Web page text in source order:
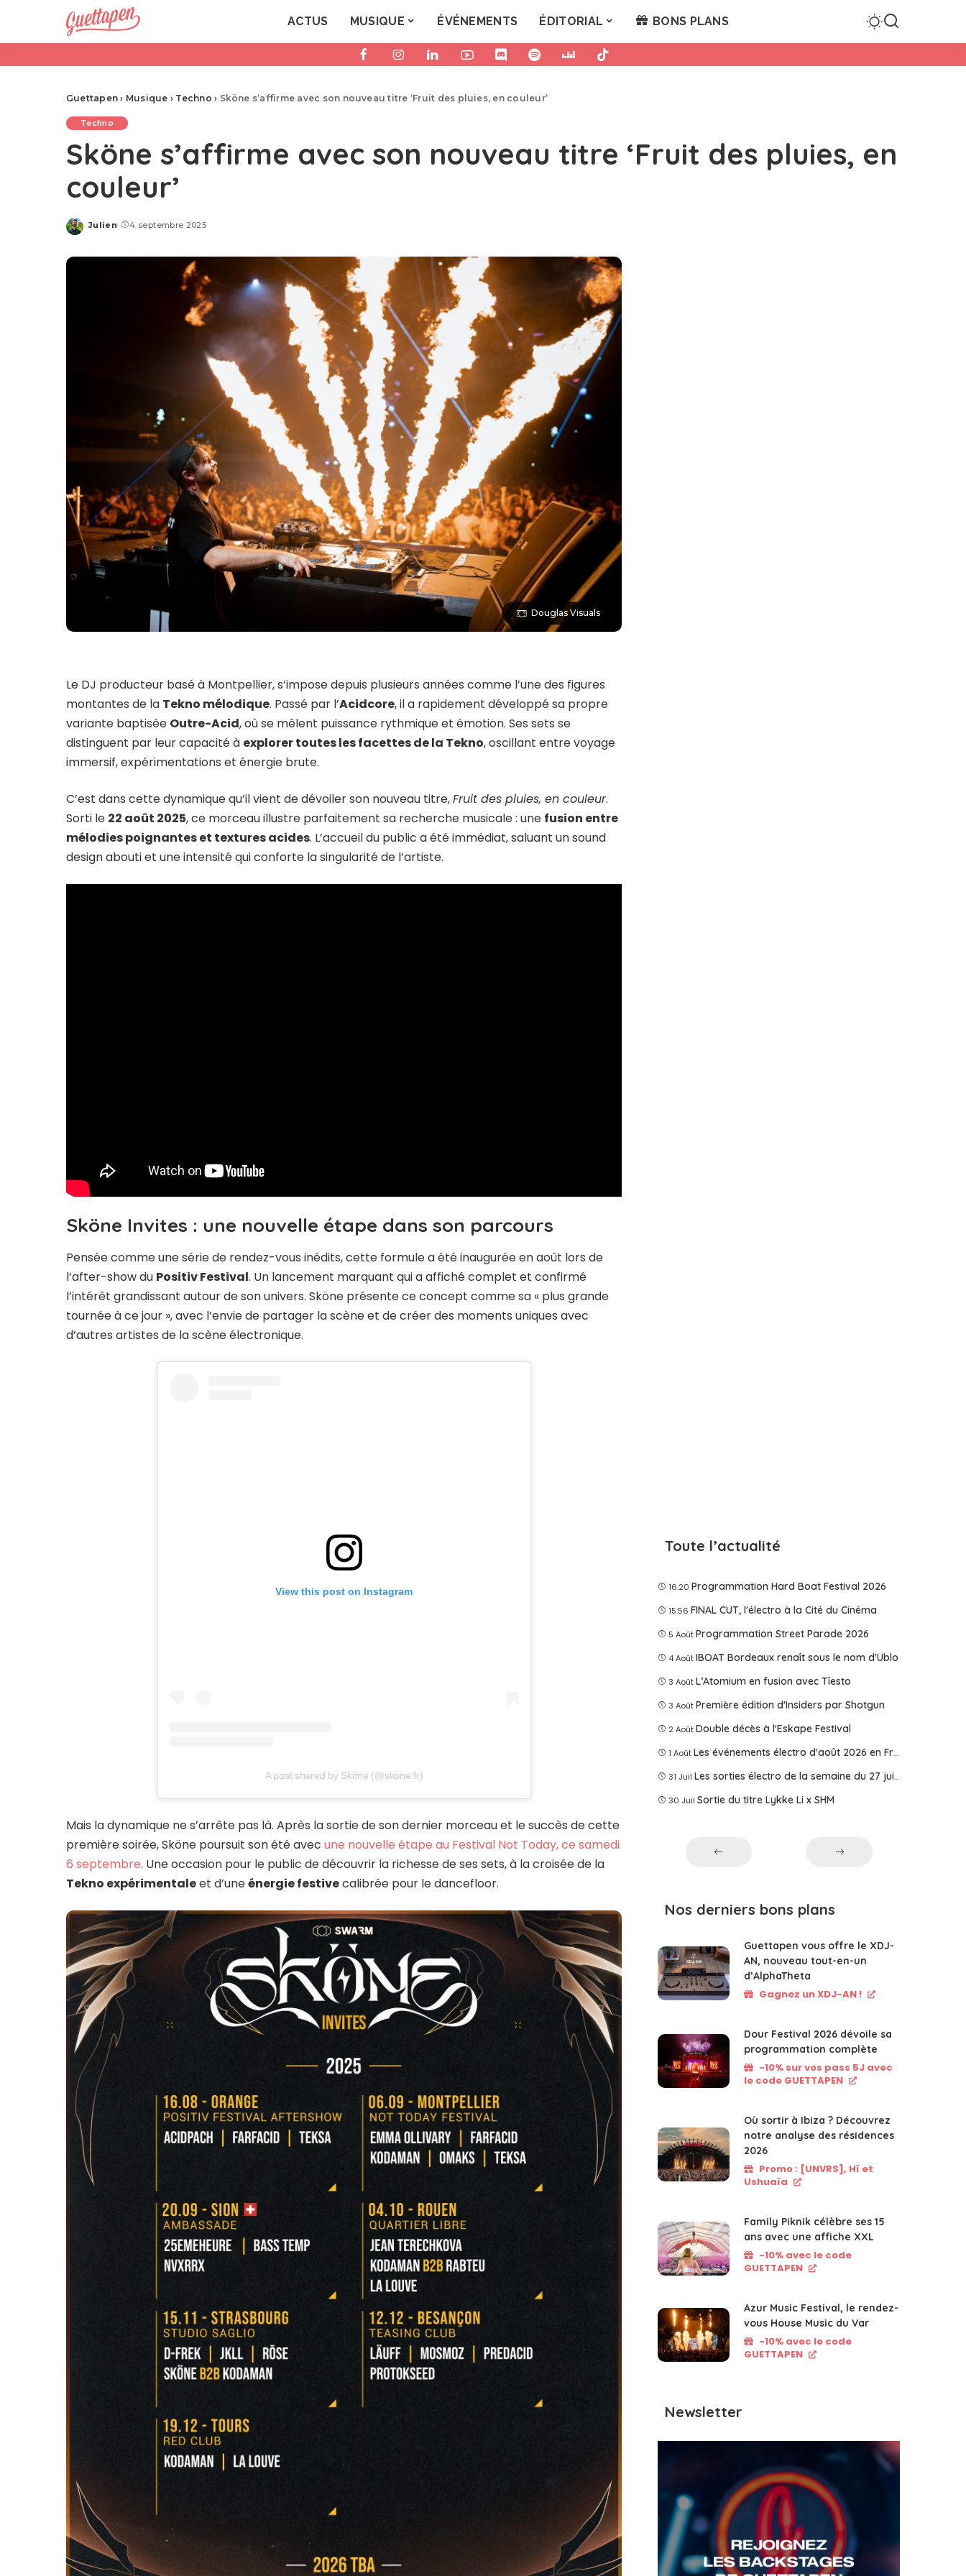
ACTUS MUSIQUE ÉVÉNEMENTS ÉDITORIAL BONS PLANS
Guettapen › Musique › Techno › Sköne s’affirme avec son nouveau titre ‘Fruit des pluies, en couleur’
Techno
Sköne s’affirme avec son nouveau titre ‘Fruit des pluies, en
couleur’
Posted
Julien 4 septembre 2025
Douglas Visuals
Le DJ producteur basé à Montpellier, s’impose depuis plusieurs années comme l’une des figures
montantes de la Tekno mélodique. Passé par l’Acidcore, il a rapidement développé sa propre
variante baptisée Outre-Acid, où se mêlent puissance rythmique et émotion. Ses sets se
distinguent par leur capacité à explorer toutes les facettes de la Tekno, oscillant entre voyage
immersif, expérimentations et énergie brute.
C’est dans cette dynamique qu’il vient de dévoiler son nouveau titre,Fruit des pluies, en couleur.
Sorti le 22 août 2025, ce morceau illustre parfaitement sa recherche musicale : une fusion entre
mélodies poignantes et textures acides. L’accueil du public a été immédiat, saluant un sound
design abouti et une intensité qui conforte la singularité de l’artiste.
Sköne Invites : une nouvelle étape dans son parcours
Pensée comme une série de rendez-vous inédits, cette formule a été inaugurée en août lors de
l’after-show du Positiv Festival. Un lancement marquant qui a affiché complet et confirmé
l’intérêt grandissant autour de son univers. Sköne présente ce concept comme sa « plus grande
tournée à ce jour », avec l’envie de partager la scène et de créer des moments uniques avec
d’autres artistes de la scène électronique.
View this post on Instagram
A post shared by Sköne (@skone.fr)
Mais la dynamique ne s’arrête pas là. Après la sortie de son dernier morceau et le succès de cette
première soirée, Sköne poursuit son été avecune nouvelle étape au Festival Not Today, ce samedi
6 septembre. Une occasion pour le public de découvrir la richesse de ses sets, à la croisée de la
Tekno expérimentaleet d’uneénergie festivecalibrée pour le dancefloor.
Toute l’actualité
16:20 Programmation Hard Boat Festival 2026
15:56 FINAL CUT, l'électro à la Cité du Cinéma
5 Août Programmation Street Parade 2026
4 Août IBOAT Bordeaux renaît sous le nom d'Ublo
3 Août L’Atomium en fusion avec Tîesto
3 Août Première édition d'Insiders par Shotgun
2 Août Double décès à l'Eskape Festival
1 Août Les événements électro d'août 2026 en France
31 Juil Les sorties électro de la semaine du 27 juillet 2026
30 Juil Sortie du titre Lykke Li x SHM
Nos derniers bons plans
Guettapen vous offre le XDJ-
AN, nouveau tout-en-un
d’AlphaTheta
Gagnez un XDJ-AN !
Dour Festival 2026 dévoile sa
programmation complète
-10% sur vos pass 5J avec
le code GUETTAPEN
Où sortir à Ibiza ? Découvrez
notre analyse des résidences
2026
Promo : [UNVRS], Hï et
Ushuaïa
Family Piknik célèbre ses 15
ans avec une affiche XXL
-10% avec le code
GUETTAPEN
Azur Music Festival, le rendez-
vous House Music du Var
-10% avec le code
GUETTAPEN
Newsletter